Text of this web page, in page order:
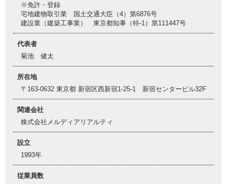
※免許・登録
宅地建物取引業 国⼟交通⼤⾂（4）第6876号
建設業（建築工事業） 東京都知事（特-1）第111447号
代表者
菊池 健太
所在地
〒163-0632 東京都 新宿区西新宿1-25-1 新宿センタービル32F
関連会社
株式会社メルディアリアルティ
設立
1993年
従業員数